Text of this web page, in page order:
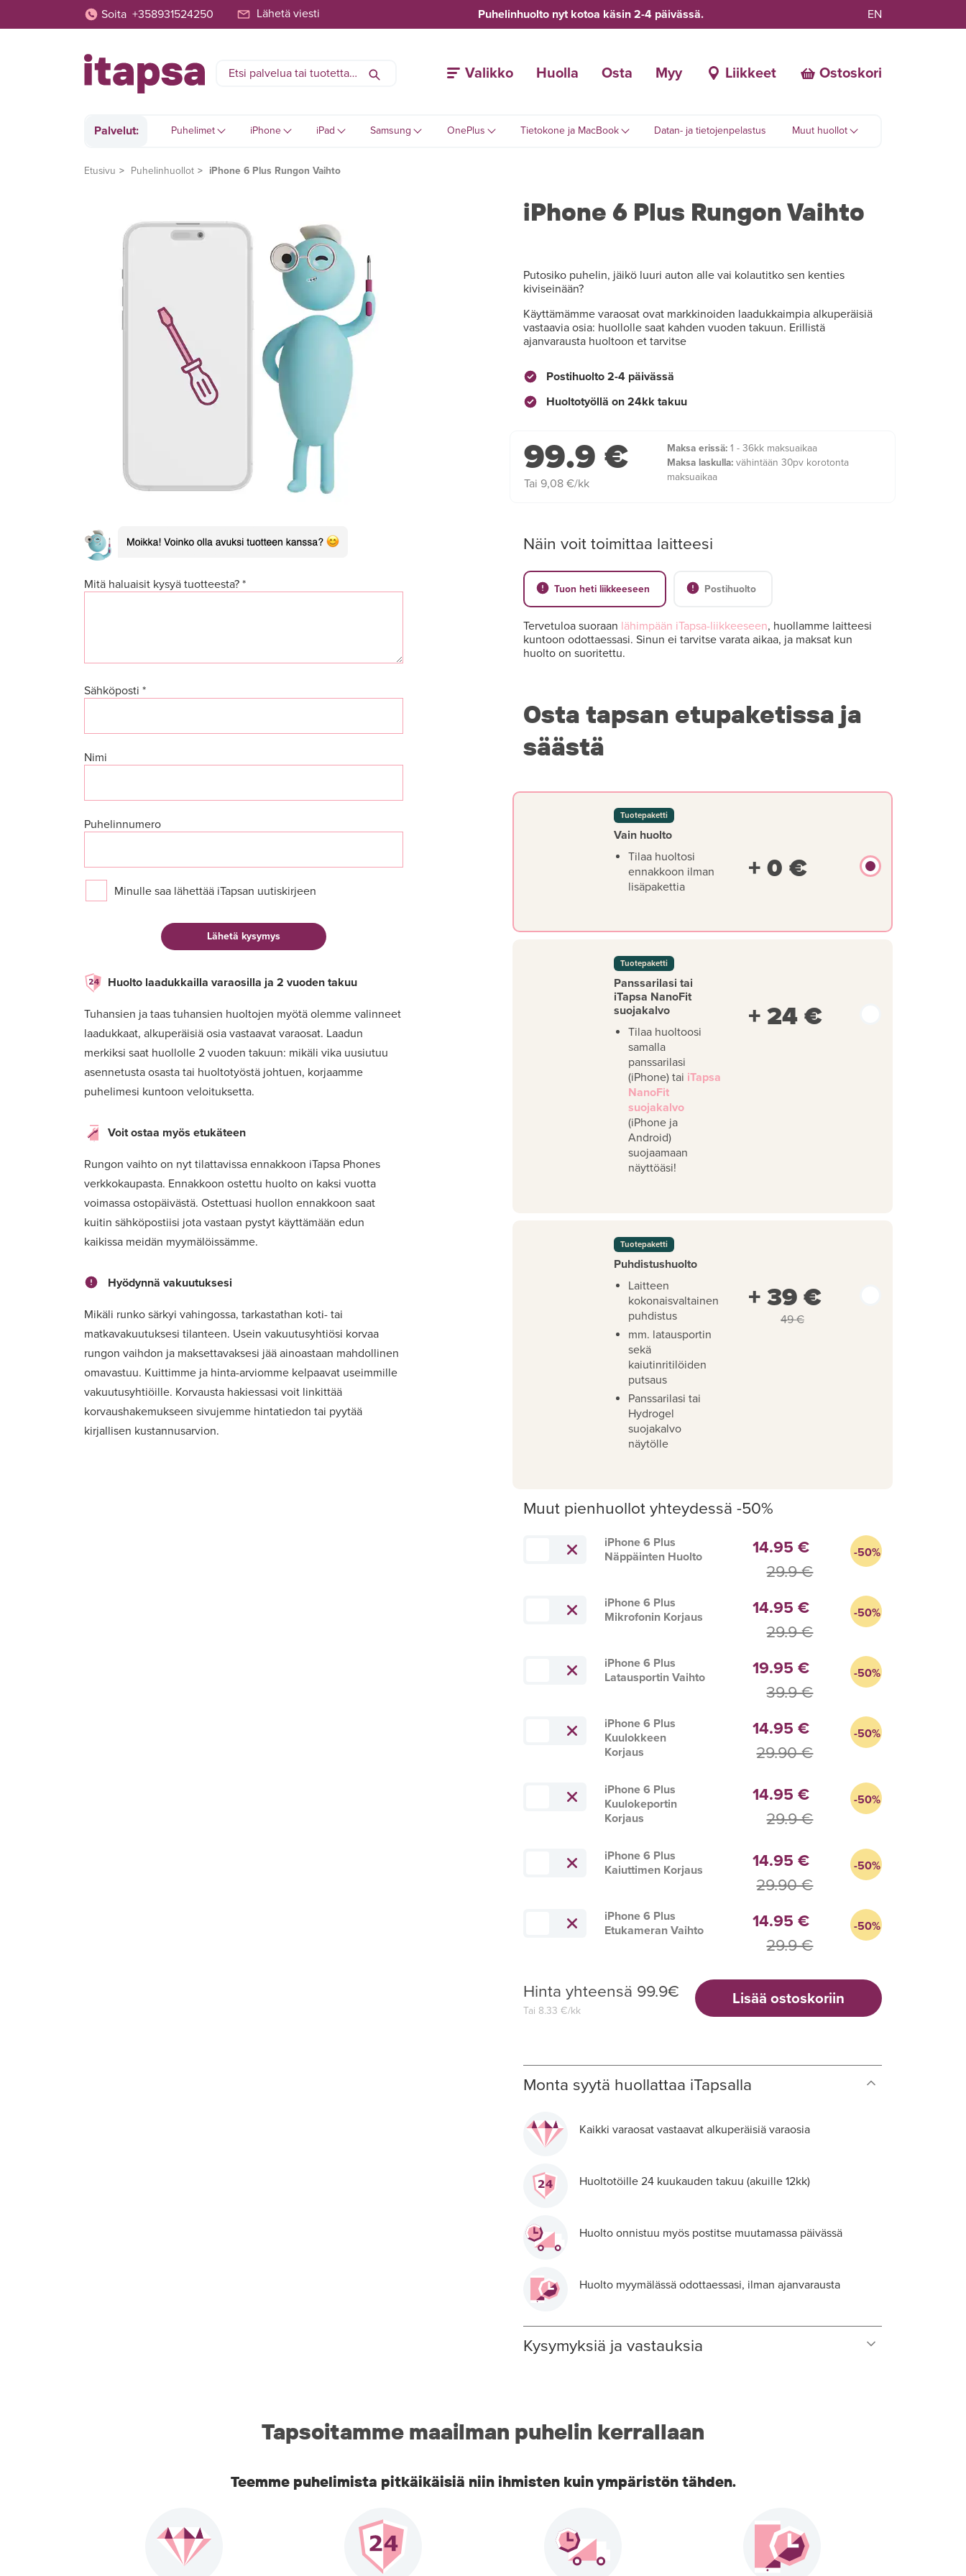
Soita +358931524250 Lähetä viesti Puhelinhuolto nyt kotoa käsin 2-4 päivässä. EN
Valikko Huolla Osta Myy Liikkeet Ostoskori
Palvelut: Puhelimet iPhone iPad Samsung OnePlus Tietokone ja MacBook Datan- ja tietojenpelastus Muut huollot
Etusivu Puhelinhuollot iPhone 6 Plus Rungon Vaihto
Mitä haluaisit kysyä tuotteesta? *
Sähköposti *
Nimi
Puhelinnumero
Minulle saa lähettää iTapsan uutiskirjeen
Huolto laadukkailla varaosilla ja 2 vuoden takuu
Tuhansien ja taas tuhansien huoltojen myötä olemme valinneet
laadukkaat, alkuperäisiä osia vastaavat varaosat. Laadun
merkiksi saat huollolle 2 vuoden takuun: mikäli vika uusiutuu
asennetusta osasta tai huoltotyöstä johtuen, korjaamme
puhelimesi kuntoon veloituksetta.
Voit ostaa myös etukäteen
Rungon vaihto on nyt tilattavissa ennakkoon iTapsa Phones
verkkokaupasta. Ennakkoon ostettu huolto on kaksi vuotta
voimassa ostopäivästä. Ostettuasi huollon ennakkoon saat
kuitin sähköpostiisi jota vastaan pystyt käyttämään edun
kaikissa meidän myymälöissämme.
Hyödynnä vakuutuksesi
Mikäli runko särkyi vahingossa, tarkastathan koti- tai
matkavakuutuksesi tilanteen. Usein vakuutusyhtiösi korvaa
rungon vaihdon ja maksettavaksesi jää ainoastaan mahdollinen
omavastuu. Kuittimme ja hinta-arviomme kelpaavat useimmille
vakuutusyhtiöille. Korvausta hakiessasi voit linkittää
korvaushakemukseen sivujemme hintatiedon tai pyytää
kirjallisen kustannusarvion.
iPhone 6 Plus Rungon Vaihto
Putosiko puhelin, jäikö luuri auton alle vai kolautitko sen kenties
kiviseinään?
Käyttämämme varaosat ovat markkinoiden laadukkaimpia alkuperäisiä
vastaavia osia: huollolle saat kahden vuoden takuun. Erillistä
ajanvarausta huoltoon et tarvitse
Postihuolto 2-4 päivässä
Huoltotyöllä on 24kk takuu
99.9 €
Tai 9,08 €/kk
Maksa erissä:1 - 36kk maksuaikaa
Maksa laskulla:vähintään 30pv korotonta
maksuaikaa
Näin voit toimittaa laitteesi
Tuon heti liikkeeseen Postihuolto
Tervetuloa suoraan lähimpään iTapsa-liikkeeseen, huollamme laitteesi
kuntoon odottaessasi. Sinun ei tarvitse varata aikaa, ja maksat kun
huolto on suoritettu.
Osta tapsan etupaketissa ja
säästä
Tuotepaketti
Vain huolto
Tilaa huoltosi
ennakkoon ilman
lisäpakettia
+ 0 €
Tuotepaketti
Panssarilasi tai
iTapsa NanoFit
suojakalvo
Tilaa huoltoosi
samalla
panssarilasi
(iPhone) tai iTapsa
NanoFit
suojakalvo
(iPhone ja
Android)
suojaamaan
näyttöäsi!
+ 24 €
Tuotepaketti
Puhdistushuolto
Laitteen
kokonaisvaltainen
puhdistus
mm. latausportin
sekä
kaiutinritilöiden
putsaus
Panssarilasi tai
Hydrogel
suojakalvo
näytölle
+ 39 €
49 €
Muut pienhuollot yhteydessä -50%
iPhone 6 Plus
Näppäinten Huolto
14.95 €
29.9 €
-50%
iPhone 6 Plus
Mikrofonin Korjaus
14.95 €
29.9 €
-50%
iPhone 6 Plus
Latausportin Vaihto
19.95 €
39.9 €
-50%
iPhone 6 Plus
Kuulokkeen
Korjaus
14.95 €
29.90 €
-50%
iPhone 6 Plus
Kuulokeportin
Korjaus
14.95 €
29.9 €
-50%
iPhone 6 Plus
Kaiuttimen Korjaus
14.95 €
29.90 €
-50%
iPhone 6 Plus
Etukameran Vaihto
14.95 €
29.9 €
-50%
Hinta yhteensä 99.9€
Tai 8.33 €/kk
Lisää ostoskoriin
Monta syytä huollattaa iTapsalla
Kaikki varaosat vastaavat alkuperäisiä varaosia
Huoltotöille 24 kuukauden takuu (akuille 12kk)
Huolto onnistuu myös postitse muutamassa päivässä
Huolto myymälässä odottaessasi, ilman ajanvarausta
Kysymyksiä ja vastauksia
Tapsoitamme maailman puhelin kerrallaan
Teemme puhelimista pitkäikäisiä niin ihmisten kuin ympäristön tähden.